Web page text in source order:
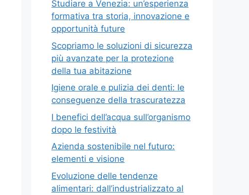
Studiare a Venezia: un’esperienza
formativa tra storia, innovazione e
opportunità future
Scopriamo le soluzioni di sicurezza
più avanzate per la protezione
della tua abitazione
Igiene orale e pulizia dei denti: le
conseguenze della trascuratezza
I benefici dell’acqua sull’organismo
dopo le festività
Azienda sostenibile nel futuro:
elementi e visione
Evoluzione delle tendenze
alimentari: dall’industrializzato al